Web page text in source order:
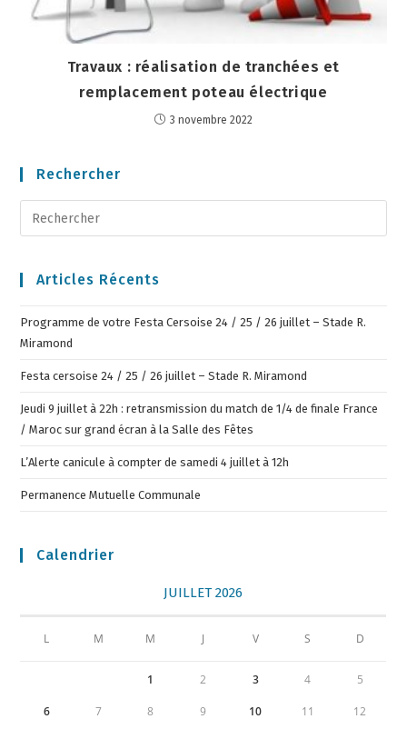
Travaux : réalisation de tranchées et
remplacement poteau électrique
3 novembre 2022
Rechercher
Articles Récents
Programme de votre Festa Cersoise 24 / 25 / 26 juillet – Stade R.
Miramond
Festa cersoise 24 / 25 / 26 juillet – Stade R. Miramond
Jeudi 9 juillet à 22h : retransmission du match de 1/4 de finale France
/ Maroc sur grand écran à la Salle des Fêtes
L’Alerte canicule à compter de samedi 4 juillet à 12h
Permanence Mutuelle Communale
Calendrier
JUILLET 2026
L M M J V S D
1 2 3 4 5
6 7 8 9 10 11 12